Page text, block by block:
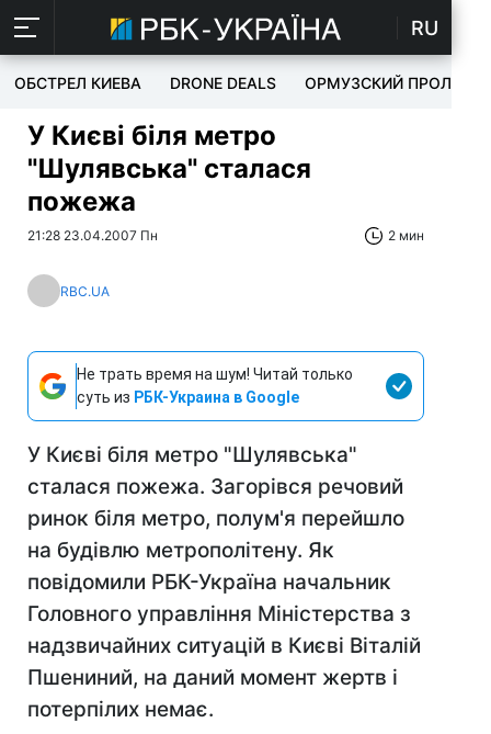
RU
ОБСТРЕЛ КИЕВА DRONE DEALS ОРМУЗСКИЙ ПРОЛИВ
У Києві біля метро
"Шулявська" сталася
пожежа
21:28 23.04.2007 Пн 2 мин
RBC.UA
Не трать время на шум! Читай только
суть из РБК-Украина в Google
У Києві біля метро "Шулявська"
сталася пожежа. Загорівся речовий
ринок біля метро, полум'я перейшло
на будівлю метрополітену. Як
повідомили РБК-Україна начальник
Головного управління Міністерства з
надзвичайних ситуацій в Києві Віталій
Пшениний, на даний момент жертв і
потерпілих немає.